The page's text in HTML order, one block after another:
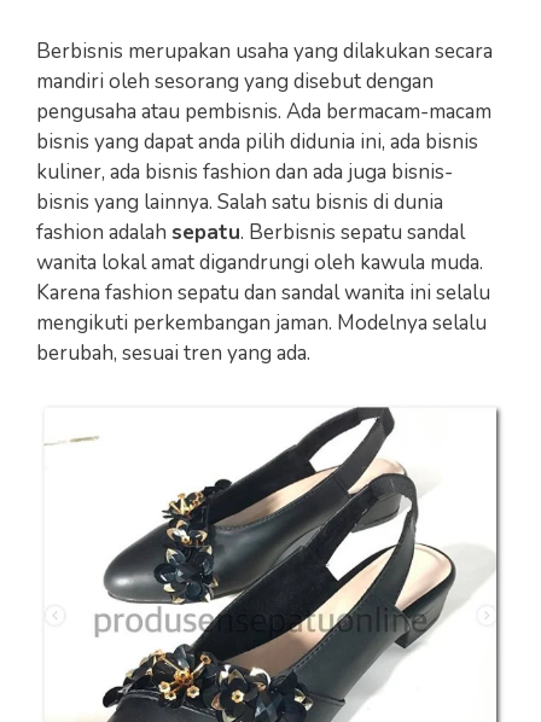
Berbisnis merupakan usaha yang dilakukan secara
mandiri oleh sesorang yang disebut dengan
pengusaha atau pembisnis. Ada bermacam-macam
bisnis yang dapat anda pilih didunia ini, ada bisnis
kuliner, ada bisnis fashion dan ada juga bisnis-
bisnis yang lainnya. Salah satu bisnis di dunia
fashion adalah sepatu. Berbisnis sepatu sandal
wanita lokal amat digandrungi oleh kawula muda.
Karena fashion sepatu dan sandal wanita ini selalu
mengikuti perkembangan jaman. Modelnya selalu
berubah, sesuai tren yang ada.